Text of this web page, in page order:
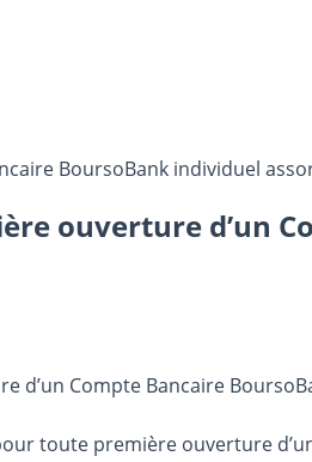
BoursoBank individuel
ouverture d’un
Compte Bancaire
toute première ouverture